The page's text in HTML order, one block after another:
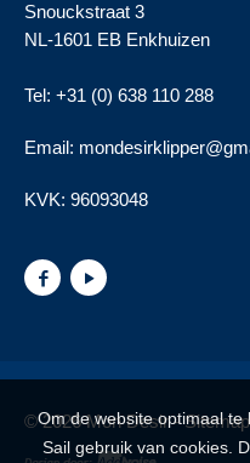
Om de website optimaal
Sail gebruik van cookies.
Snouckstraat 3
NL-1601 EB Enkhuizen
Tel: +31 (0) 638 110 288
Email:
KVK: 96093048
© 2026 Mon Desir -Sitemap